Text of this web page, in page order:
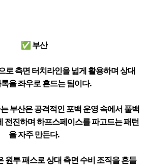
✅ 부산
로 측면 터치라인을 넓게 활용하며 상대
을 좌우로 흔드는 팀이다.
부산은 공격적인 포백 운영 속에서 풀백
전진하며 하프스페이스를 파고드는 패턴
을 자주 만든다.
원투 패스로 상대 측면 수비 조직을 흔들